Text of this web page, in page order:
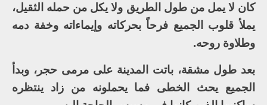
كان لا يمل من طول الطريق ولا يكل من حمله الثقيل،
يملأ قلوب الجميع فرحاً بحركاته وإيماءاته وخفة دمه
وطلاوة روحه.
بعد طول مشقة، باتت المدينة على مرمى حجر، وبدأ
الجميع يحث الخطى فما يحملونه من زاد ينتظره